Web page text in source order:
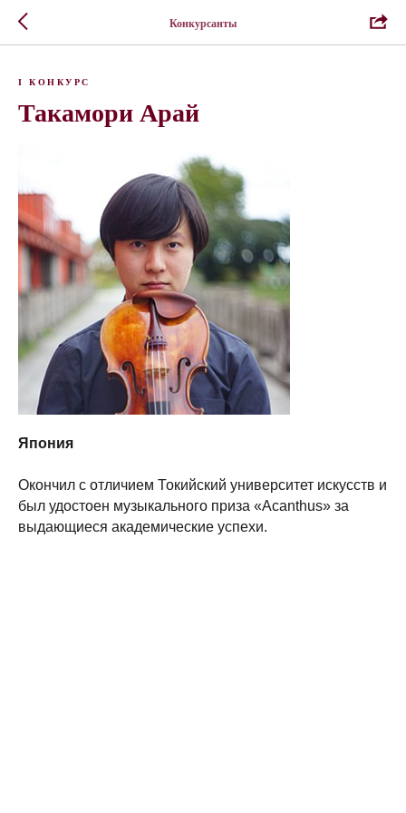
Конкурсанты
I КОНКУРС
Такамори Арай
Япония
Окончил с отличием Токийский университет искусств и
был удостоен музыкального приза «Acanthus» за
выдающиеся академические успехи.